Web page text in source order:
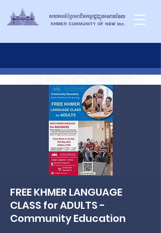
FREE KHMER LANGUAGE
CLASS for ADULTS -
Community Education